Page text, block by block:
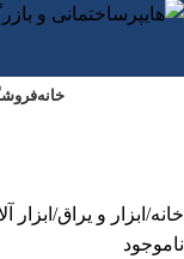
خانه
خانه ابزار و یراق ابزار
ناموجود